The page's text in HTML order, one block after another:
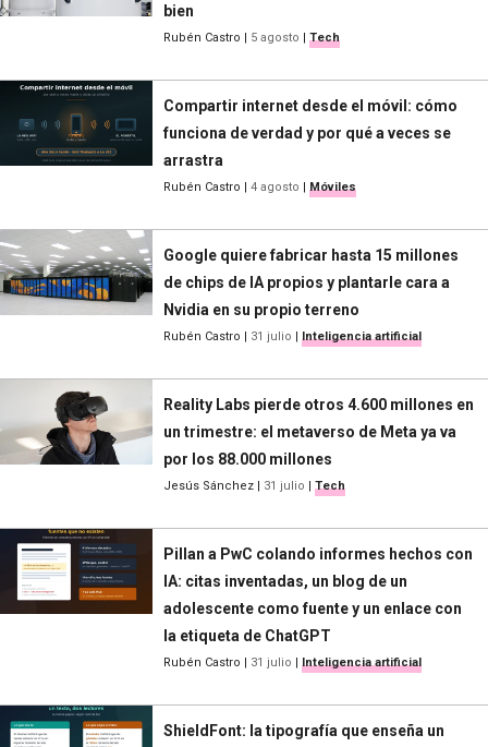
bien
Rubén Castro | 5 agosto | Tech
Compartir internet desde el móvil: cómo
funciona de verdad y por qué a veces se
arrastra
Rubén Castro | 4 agosto | Móviles
Google quiere fabricar hasta 15 millones
de chips de IA propios y plantarle cara a
Nvidia en su propio terreno
Rubén Castro | 31 julio | Inteligencia artificial
Reality Labs pierde otros 4.600 millones en
un trimestre: el metaverso de Meta ya va
por los 88.000 millones
Jesús Sánchez | 31 julio | Tech
Pillan a PwC colando informes hechos con
IA: citas inventadas, un blog de un
adolescente como fuente y un enlace con
la etiqueta de ChatGPT
Rubén Castro | 31 julio | Inteligencia artificial
ShieldFont: la tipografía que enseña un